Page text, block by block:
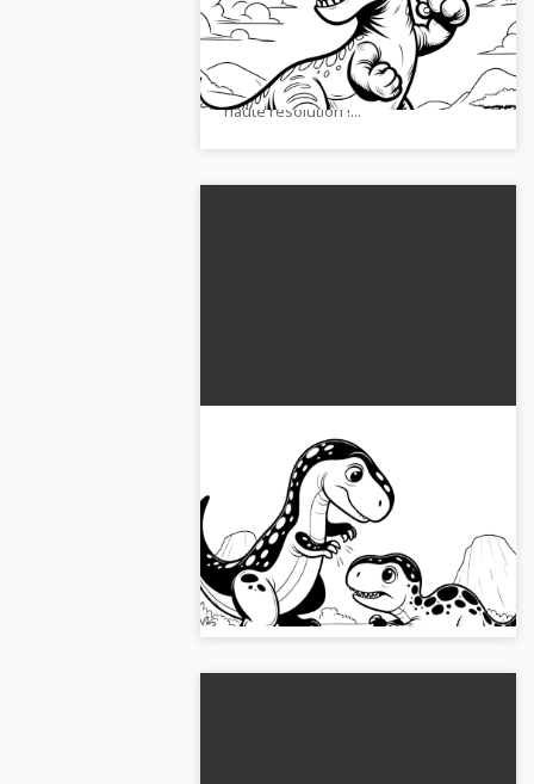
combattant dans des paysages
magnifiques. Téléchargez dès
maintenant gratuitement l'image en
haute résolution !...
Deux dinosaures se battent
dans la nature : image à
colorier
Plongez dans le monde des
dinosaures : super à colorier et
téléchargement gratuit possible.
Téléchargez maintenant l'image !...